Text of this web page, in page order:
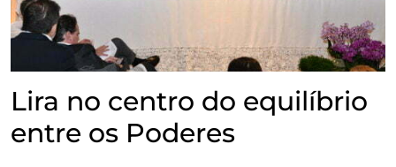
Lira no centro do equilíbrio
entre os Poderes